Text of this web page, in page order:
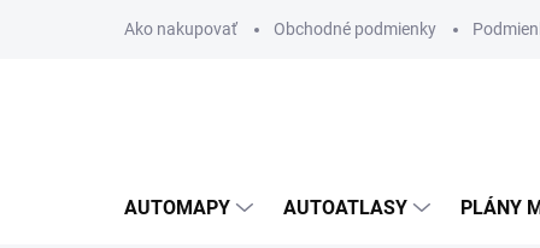
Ako nakupovať Obchodné podmienky
AUTOMAPY AUTOATLASY PLÁNY